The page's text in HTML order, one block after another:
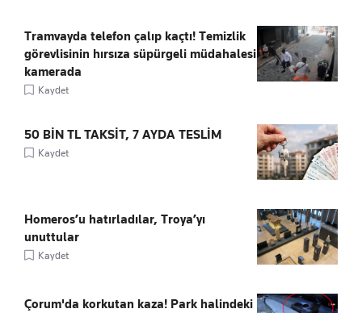
Tramvayda telefon çalıp kaçtı! Temizlik
görevlisinin hırsıza süpürgeli müdahalesi
kamerada
Kaydet
50 BİN TL TAKSİT, 7 AYDA TESLİM
Kaydet
Homeros’u hatırladılar, Troya’yı
unuttular
Kaydet
Çorum'da korkutan kaza! Park halindeki